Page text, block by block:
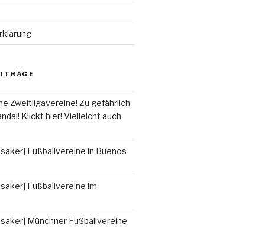
Zweitligavereine! Zu gefährlich
Klickt hier! Vielleicht auch
Fußballvereine in Buenos
Fußballvereine im
Münchner Fußballvereine